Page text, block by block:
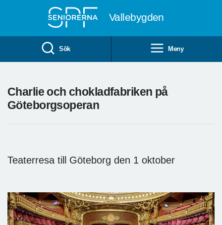
Vallebygden
Sök Meny
Charlie och chokladfabriken på
Göteborgsoperan
Teaterresa till Göteborg den 1 oktober